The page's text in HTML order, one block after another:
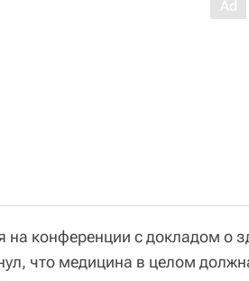
на конференции с докладом о
что медицина в целом